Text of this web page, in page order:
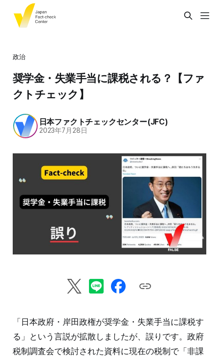
政治
奨学金・失業手当に課税される？【ファ
クトチェック】
日本ファクトチェックセンター(JFC)
2023年7月28日
「日本政府・岸田政権が奨学金・失業手当に課税す
る」という言説が拡散しましたが、誤りです。政府
税制調査会で検討された資料に現在の税制で「非課